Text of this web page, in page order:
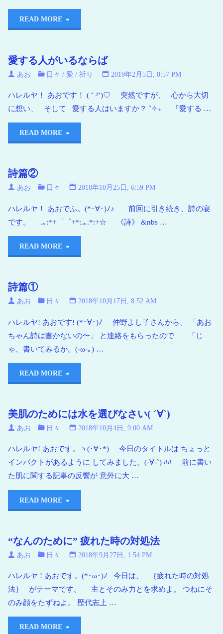
READ MORE
愛する人がいるならば
あお 日々 / 愛 / 祈り 2019年2月5日, 8:57 PM
ハレルヤ！ あおです！ ( ˘ ³˘)♡ 突然ですが、 心から大切
に想い、 そして 愛する人はいますか？ ˚✧₊ 『愛する …
READ MORE
詩篇②
あお 日々 2018年10月25日, 6:59 PM
ハレルヤ！ あおでふ。(*･∀･)ﾉ♪ 前回に引き続き、詩の宴
です。 .｡:*+゜゜+*:.｡.*:+☆ 《詩》 &nbs …
READ MORE
詩篇①
あお 日々 2018年10月17日, 8:52 AM
ハレルヤ! あおです! (*･∀･)ﾉ 仲野よし子さんから、 「あお
ちゃん詩は書かないの〜」 と連絡をもらったので 「じ
ゃ、書いてみるか。(-ω-｡) …
READ MORE
美肌のためには水を選びなさい( ´∀`)
あお 日々 2018年10月4日, 9:00 AM
ハレルヤ! あおです。ヽ(･∀･*) 今日のタイトルは ちょっと
インパクトがあるように してみました。(-∀-`) ﾊﾊ 前に書い
た肌に関する記事の反響が 意外に大 …
READ MORE
“なんのために” 疲れた時の対処法
あお 日々 2018年9月27日, 1:54 PM
ハレルヤ ! あおです。(*･ω･)ﾉ 今日は、 ｛疲れた時の対処
法｝ がテーマです。 主とそのみ力とを求めよ。 つねにそ
のみ顔をたずねよ。 歴代志上 …
READ MORE